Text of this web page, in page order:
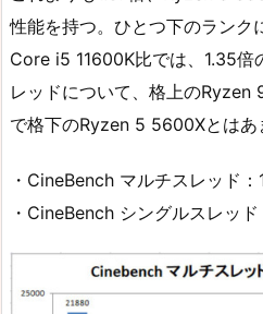
性能を持つ。ひとつ下のラン
Core i5 11600K比では、1.35倍
レッドについて、格上の
で格下のRyzen 5 5600Xとはあ
・CineBench マルチスレッド：
・CineBench シングルスレッ